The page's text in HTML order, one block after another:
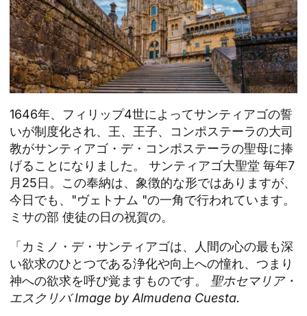
1646年、フィリップ4世によってサンティアゴの誓
いが制度化され、王、王子、コンポステーラの大司
教がサンティアゴ・デ・コンポステーラの聖母に捧
げることになりました。 サンティアゴ大聖堂 毎年7
月25日。この奉納は、象徴的な形ではありますが、
今日でも、"ヴェトナム "の一角で行われています。
ミサの部 使徒の日の祝賀の。
「カミノ・デ・サンティアゴは、人間の心の最も深
い欲求のひとつである浄化や向上への憧れ、つまり
神への欲求を呼び覚ますものです。 聖ホセマリア・
エスクリバ Image by Almudena Cuesta.